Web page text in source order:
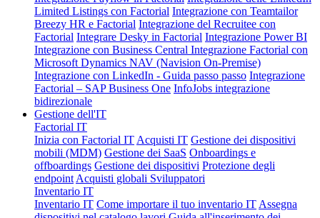
Limited Listings con Factorial Integrazione con Teamtailor
Breezy HR e Factorial Integrazione del Recruitee con
Factorial Integrare Desky in Factorial Integrazione Power BI
Integrazione con Business Central Integrazione Factorial con
Microsoft Dynamics NAV (Navision On-Premise)
Integrazione con LinkedIn - Guida passo passo Integrazione
Factorial – SAP Business One InfoJobs integrazione
bidirezionale
Gestione dell'IT
Factorial IT
Inizia con Factorial IT Acquisti IT Gestione dei dispositivi
mobili (MDM) Gestione dei SaaS Onboardings e
offboardings Gestione dei dispositivi Protezione degli
endpoint Acquisti globali Sviluppatori
Inventario IT
Inventario IT Come importare il tuo inventario IT Assegna